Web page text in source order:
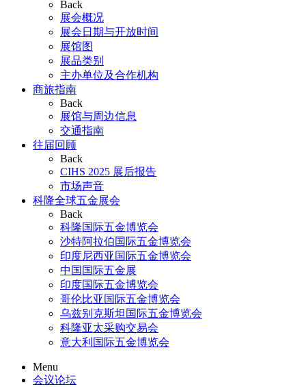
Back
展会概况
展会日期与开放时间
展馆图
展品类别
主办单位及合作机构
商旅指南
Back
展馆与周边信息
交通指南
往届回顾
Back
CIHS 2025 展后报告
市场声音
科隆全球五金展会
Back
科隆国际五金博览会
沙特阿拉伯国际五金博览会
印度尼西亚国际五金博览会
中国国际五金展
印度国际五金博览会
哥伦比亚国际五金博览会
乌兹别克斯坦国际五金博览会
科隆亚太采购交易会
意大利国际五金博览会
Menu
会议论坛